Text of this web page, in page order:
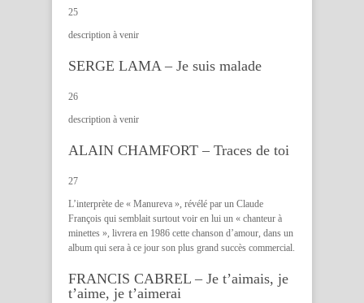
25
description à venir
SERGE LAMA – Je suis malade
26
description à venir
ALAIN CHAMFORT – Traces de toi
27
L’interprète de « Manureva », révélé par un Claude
François qui semblait surtout voir en lui un « chanteur à
minettes », livrera en 1986 cette chanson d’amour, dans un
album qui sera à ce jour son plus grand succès commercial.
FRANCIS CABREL – Je t’aimais, je
t’aime, je t’aimerai